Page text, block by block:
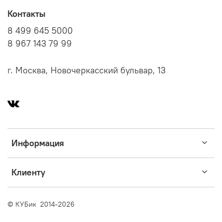
Информация
Клиенту
Контакты
8 499 645 5000
8 967 143 79 99
г. Москва, Новочеркасский бульвар, 13
© КУБик 2014-2026